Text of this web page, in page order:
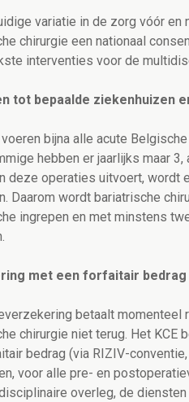
variatie in de zorg vóór
chirurgie een nationaal
interventies voor de
tot bepaalde ziekenhuizen
voeren bijna alle acute
hebben er jaarlijks maar
deze operaties uitvoert,
Daarom wordt bariatrische
ingrepen en met minstens
met een forfaitair
betaalt momenteel
chirurgie niet terug. Het KCE
bedrag (via RIZIV-
voor alle pre- en
overleg, de